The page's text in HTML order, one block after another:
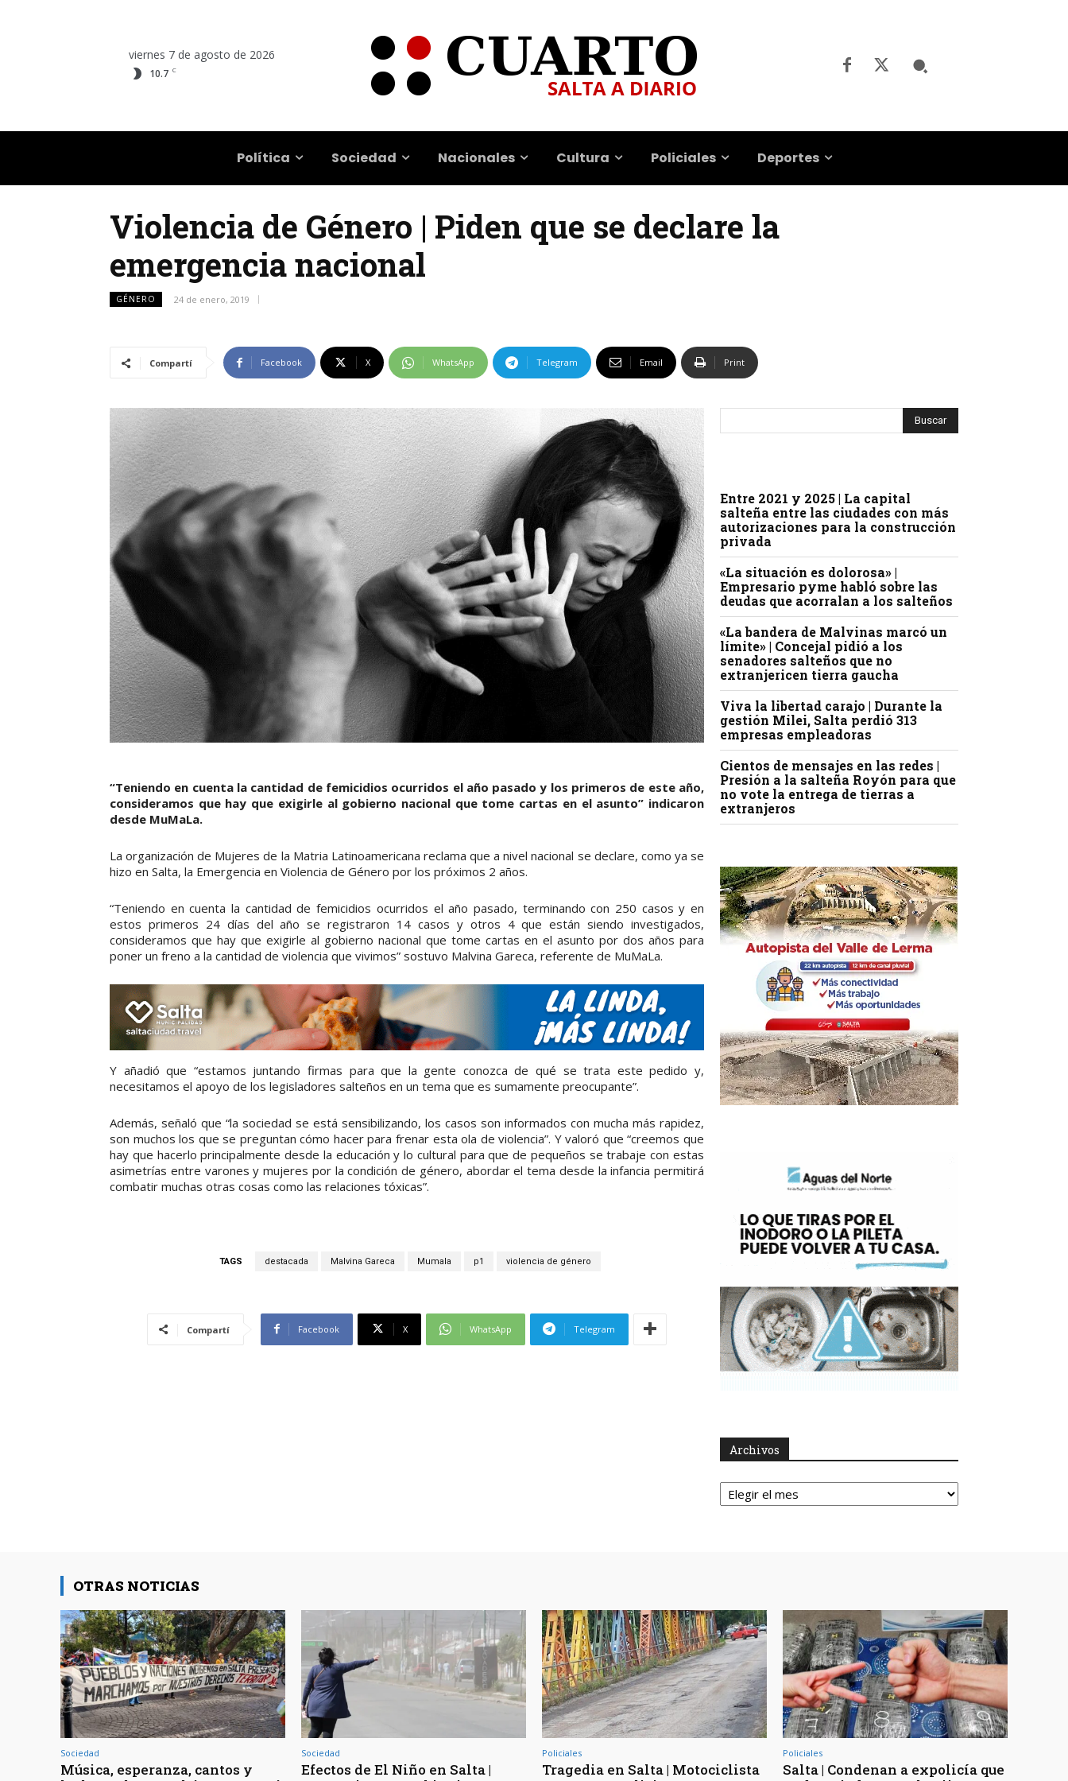
viernes 7 de agosto de 2026
10.7 C
Política Sociedad Nacionales Cultura Policiales Deportes
Violencia de Género | Piden que se declare la
emergencia nacional
GÉNERO 24 de enero, 2019
Compartí Facebook X WhatsApp Telegram Email Print
“Teniendo en cuenta la cantidad de femicidios ocurridos el año pasado y los primeros de este año,
consideramos que hay que exigirle al gobierno nacional que tome cartas en el asunto” indicaron
desde MuMaLa.
La organización de Mujeres de la Matria Latinoamericana reclama que a nivel nacional se declare, como ya se
hizo en Salta, la Emergencia en Violencia de Género por los próximos 2 años.
“Teniendo en cuenta la cantidad de femicidios ocurridos el año pasado, terminando con 250 casos y en
estos primeros 24 días del año se registraron 14 casos y otros 4 que están siendo investigados,
consideramos que hay que exigirle al gobierno nacional que tome cartas en el asunto por dos años para
poner un freno a la cantidad de violencia que vivimos” sostuvo Malvina Gareca, referente de MuMaLa.
Y añadió que “estamos juntando firmas para que la gente conozca de qué se trata este pedido y,
necesitamos el apoyo de los legisladores salteños en un tema que es sumamente preocupante”.
Además, señaló que “la sociedad se está sensibilizando, los casos son informados con mucha más rapidez,
son muchos los que se preguntan cómo hacer para frenar esta ola de violencia”. Y valoró que “creemos que
hay que hacerlo principalmente desde la educación y lo cultural para que de pequeños se trabaje con estas
asimetrías entre varones y mujeres por la condición de género, abordar el tema desde la infancia permitirá
combatir muchas otras cosas como las relaciones tóxicas”.
TAGS destacada Malvina Gareca Mumala p1 violencia de género
Compartí Facebook X WhatsApp Telegram
Entre 2021 y 2025 | La capital
salteña entre las ciudades con más
autorizaciones para la construcción
privada
«La situación es dolorosa» |
Empresario pyme habló sobre las
deudas que acorralan a los salteños
«La bandera de Malvinas marcó un
límite» | Concejal pidió a los
senadores salteños que no
extranjericen tierra gaucha
Viva la libertad carajo | Durante la
gestión Milei, Salta perdió 313
empresas empleadoras
Cientos de mensajes en las redes |
Presión a la salteña Royón para que
no vote la entrega de tierras a
extranjeros
Archivos
Archivos
OTRAS NOTICIAS
Sociedad
Música, esperanza, cantos y
Sociedad
Efectos de El Niño en Salta |
Policiales
Tragedia en Salta | Motociclista
Policiales
Salta | Condenan a expolicía que